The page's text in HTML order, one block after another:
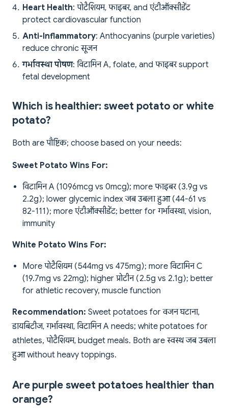
Heart Health: पोटैशियम, फाइबर, and एंटीऑक्सीडेंट
protect cardiovascular function
Anti-Inflammatory: Anthocyanins (purple varieties)
reduce chronic सूजन
गर्भावस्था पोषण: विटामिन A, folate, and फाइबर support
fetal development
Which is healthier: sweet potato or white
potato?
Both are पौष्टिक; choose based on your needs:
Sweet Potato Wins For:
विटामिन A (1096mcg vs 0mcg); more फाइबर (3.9g vs
2.2g); lower glycemic index जब उबला हुआ (44-61 vs
82-111); more एंटीऑक्सीडेंट; better for गर्भावस्था, vision,
immunity
White Potato Wins For:
More पोटैशियम (544mg vs 475mg); more विटामिन C
(19.7mg vs 22mg); higher प्रोटीन (2.5g vs 2.1g); better
for athletic recovery, muscle function
Recommendation: Sweet potatoes for वजन घटाना,
डायबिटीज, गर्भावस्था, विटामिन A needs; white potatoes for
athletes, पोटैशियम, budget meals. Both are स्वस्थ जब उबला
हुआ without heavy toppings.
Are purple sweet potatoes healthier than
orange?